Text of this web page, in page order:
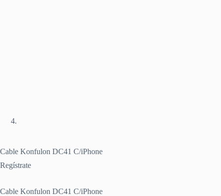
Cable Konfulon DC41 C/iPhone
Regístrate
Cable Konfulon DC41 C/iPhone